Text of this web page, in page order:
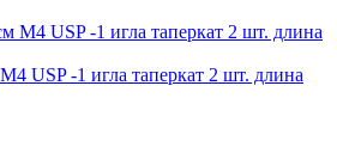
USP -1 игла таперкат 2 шт. длина